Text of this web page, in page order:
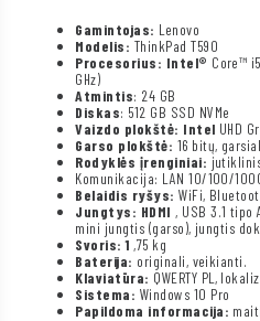
Gamintojas: Lenovo
Modelis: ThinkPad T590
Procesorius: Intel® Core™
GHz)
Atmintis: 24 GB
Diskas: 512 GB SSD NVMe
Vaizdo plokštė: Intel UHD
Garso plokštė: 16 bitų,
Rodyklės įrenginiai:
Komunikacija: LAN 10/100/
Belaidis ryšys:WiFi,
Jungtys: HDMI , USB 3.1 tipo
mini jungtis (garso), jungtis
Svoris: 1 ,75 kg
Baterija: originali, veikianti.
Klaviatūra: QWERTY PL,
Sistema: Windows 10 Pro
Papildoma informacija: